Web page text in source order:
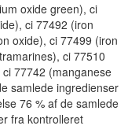
oxide green), ci
ci 77492 (iron
oxide), ci 77499 (iron
ci 77510
77742 (manganese
samlede ingredienser
76 % af de samlede
fra kontrolleret